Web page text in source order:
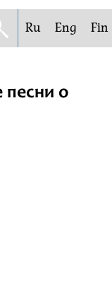
Ru Eng Fin
о